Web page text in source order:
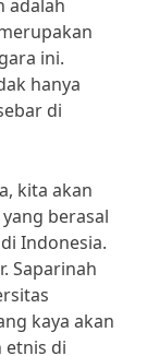
adalah
ini.
hanya
di
kita akan
berasal
Indonesia.
Saparinah
kaya akan
etnis di